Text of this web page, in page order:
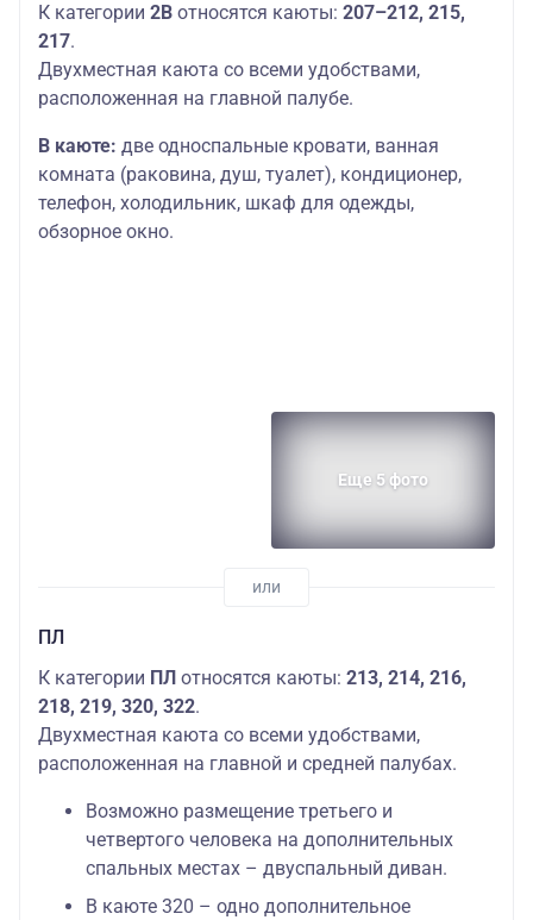
К категории 2В относятся каюты: 207–212, 215,
217.
Двухместная каюта со всеми удобствами,
расположенная на главной палубе.
В каюте: две односпальные кровати, ванная
комната (раковина, душ, туалет), кондиционер,
телефон, холодильник, шкаф для одежды,
обзорное окно.
Еще 5 фото
ПЛ
К категории ПЛ относятся каюты: 213, 214, 216,
218, 219, 320, 322.
Двухместная каюта со всеми удобствами,
расположенная на главной и средней палубах.
Возможно размещение третьего и
четвертого человека на дополнительных
спальных местах – двуспальный диван.
В каюте 320 – одно дополнительное